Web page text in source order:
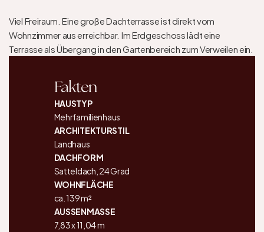
Viel Freiraum. Eine große Dachterrasse ist direkt vom
Wohnzimmer aus erreichbar. Im Erdgeschoss lädt eine
Terrasse als Übergang in den Gartenbereich zum Verweilen ein.
Fakten
HAUSTYP
Mehrfamilienhaus
ARCHITEKTURSTIL
Landhaus
DACHFORM
Satteldach, 24 Grad
WOHNFLÄCHE
ca. 139 m²
AUSSENMASSE
7,83 x 11,04 m